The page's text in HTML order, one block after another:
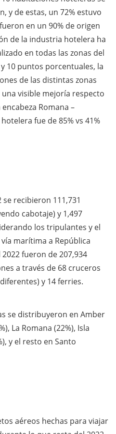
y de estas, un 72% estuvo
en un 90% de origen
de la industria hotelera ha
en todas las zonas del
10 puntos porcentuales, la
de las distintas zonas
visible mejoría respecto
Romana –
fue de 85% vs 41%
recibieron 111,731
cabotaje) y 1,497
los tripulantes y el
marítima a República
fueron de 207,934
a través de 68 cruceros
y 14 ferries.
se distribuyeron en Amber
La Romana (22%), Isla
y el resto en Santo
aéreos hechas para viajar